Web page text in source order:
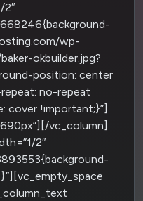
2″
wp-
okbuilder.jpg?
position: center
no-repeat
cover !important;}”]
vc_column]
2″